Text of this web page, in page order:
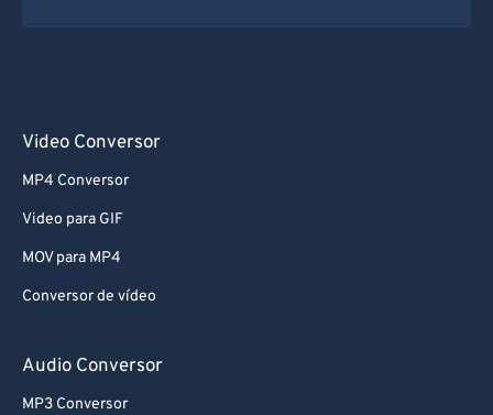
Video Conversor
MP4 Conversor
Video para GIF
MOV para MP4
Conversor de vídeo
Audio Conversor
MP3 Conversor